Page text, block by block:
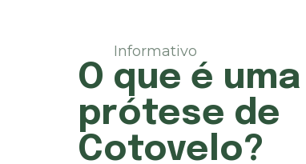
Informativo
O que é uma
prótese de
Cotovelo?